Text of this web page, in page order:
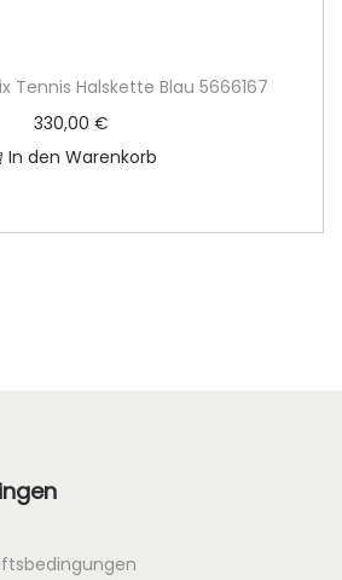
Tennis Halskette Blau 5666167
330,00 €
In den Warenkorb